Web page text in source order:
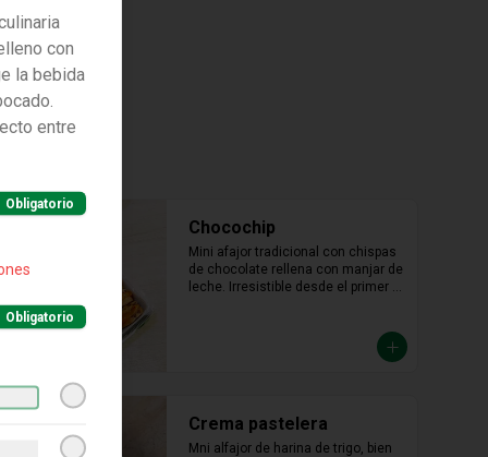
Chocochip
Mini afajor tradicional con chispas
de chocolate rellena con manjar de
leche. Irresistible desde el primer
Crema pastelera
Mni alfajor de harina de trigo, bien
con
la bebida
entre
Obligatorio
Obligatorio